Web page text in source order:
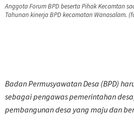
Anggota Forum BPD beserta Pihak Kecamtan
Tahunan kinerja BPD kecamatan Wanasalam.
Badan Permusyawatan Desa (BPD)
sebagai pengawas pemerintahan
pembangunan desa yang maju dan